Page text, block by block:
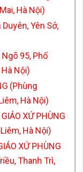
Hà Nội)
Duyên, Yên Sở,
Ngõ 95, Phố
Nội)
(Phùng
Hà Nội)
XỨ PHÙNG
Hà Nội)
XỨ PHÙNG
Thanh Trì,